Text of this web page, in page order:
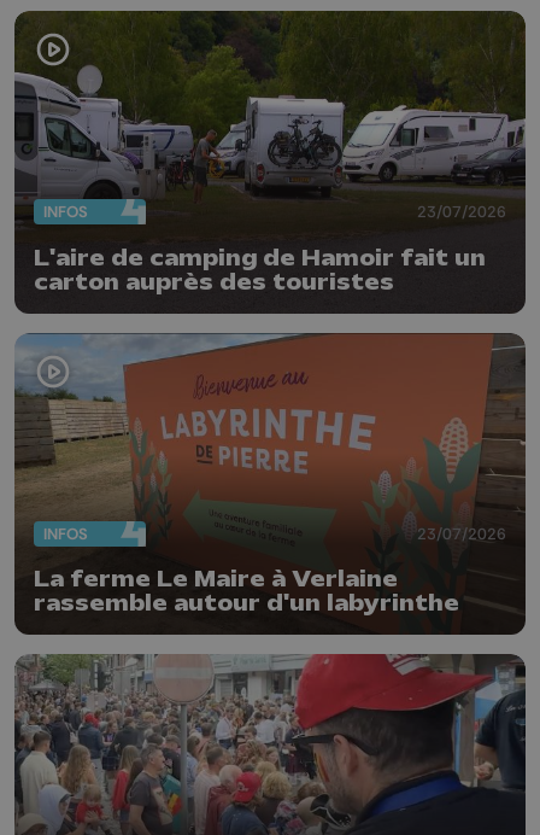
INFOS 23/07/2026
L'aire de camping de Hamoir fait un
carton auprès des touristes
INFOS 23/07/2026
La ferme Le Maire à Verlaine
rassemble autour d'un labyrinthe